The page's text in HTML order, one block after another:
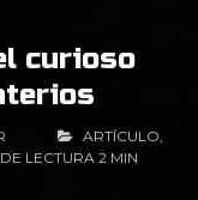
curioso
ARTÍCULO,
LECTURA 2 MIN